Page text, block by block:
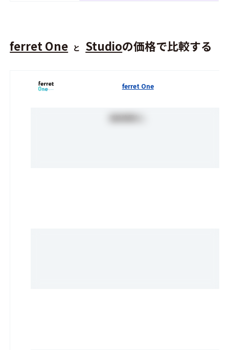
ferret One と Studioの価格で比較する
ferret One